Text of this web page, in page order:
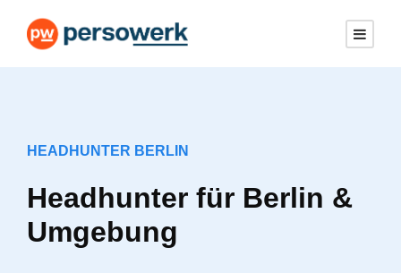
HEADHUNTER BERLIN
Headhunter für Berlin &
Umgebung